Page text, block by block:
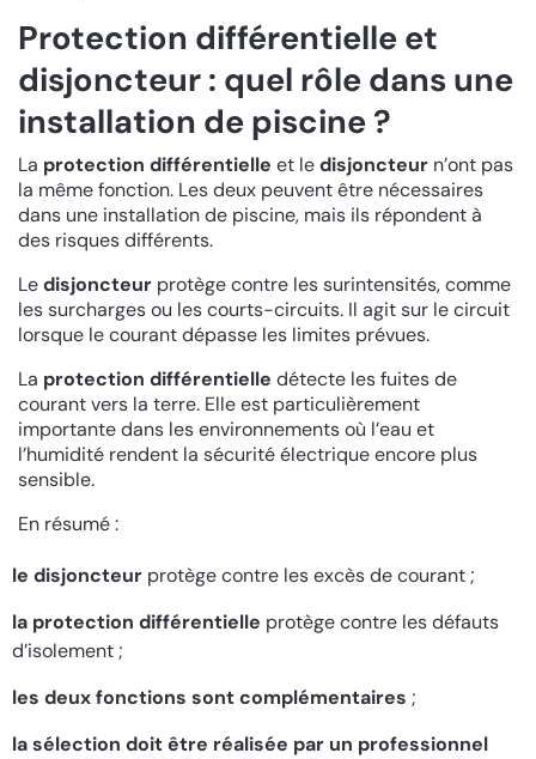
Protection différentielle et
disjoncteur : quel rôle dans une
installation de piscine ?
La protection différentielle et ledisjoncteur n’ont pas
la même fonction. Les deux peuvent être nécessaires
dans une installation de piscine, mais ils répondent à
des risques différents.
Ledisjoncteur protège contre les surintensités, comme
les surcharges ou les courts-circuits. Il agit sur le circuit
lorsque le courant dépasse les limites prévues.
La protection différentielle détecte les fuites de
courant vers la terre. Elle est particulièrement
importante dans les environnements où l’eau et
l’humidité rendent la sécurité électrique encore plus
sensible.
En résumé :
le disjoncteur protège contre les excès de courant ;
la protection différentielle protège contre les défauts
d’isolement ;
les deux fonctions sont complémentaires ;
la sélection doit être réalisée par un professionnel